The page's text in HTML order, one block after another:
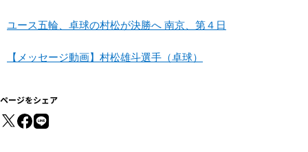
ユース五輪、卓球の村松が決勝へ 南京、第４日
【メッセージ動画】村松雄斗選手（卓球）
ページをシェア